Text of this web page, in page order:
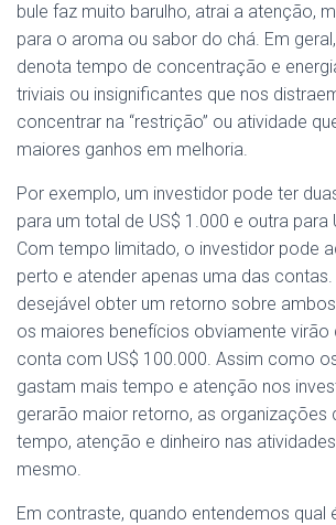
bule faz muito barulho, atrai a atenção,
para o aroma ou sabor do chá. Em
denota tempo de concentração e
triviais ou insignificantes que nos
concentrar na “restrição” ou atividade
maiores ganhos em melhoria.
Por exemplo, um investidor pode ter
para um total de US$ 1.000 e outra para
Com tempo limitado, o investidor pode
perto e atender apenas uma das
desejável obter um retorno sobre
os maiores benefícios obviamente virão
conta com US$ 100.000. Assim como
gastam mais tempo e atenção nos
gerarão maior retorno, as organizações
tempo, atenção e dinheiro nas
mesmo.
Em contraste, quando entendemos qual